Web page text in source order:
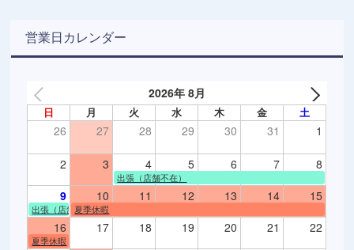
営業日カレンダー
2026年 8月
日 月 火 水 木 金 土
26 27 28 29 30 31 1
2 3 4 5 6 7 8
出張（店舗不在）
9 10 11 12 13 14 15
出張（店舗不在）
夏季休暇
16 17 18 19 20 21 22
夏季休暇